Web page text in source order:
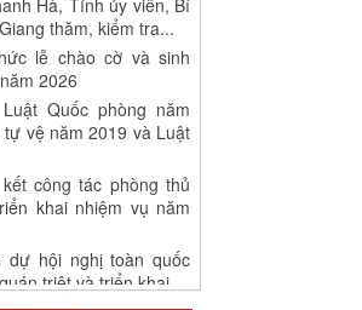
lễ chào cờ và sinh
2026
Quốc phòng năm
vệ năm 2019 và Luật
công tác phòng thủ
khai nhiệm vụ năm
dự hội nghị toàn quốc
triệt và triển khai...